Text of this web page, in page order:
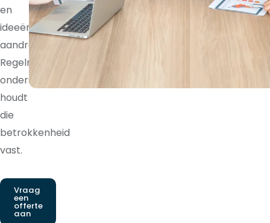
en
ideeën
aandraagt.
Regelmatige
ondersteuning
houdt
die
betrokkenheid
vast.
Vraag
een
offerte
aan